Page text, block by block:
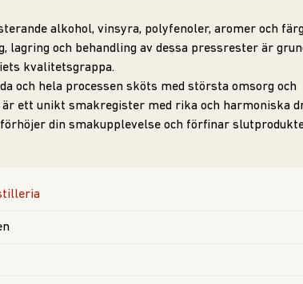
alkohol, vinsyra, polyfenoler, aromer och
lagring och behandling av dessa pressrester är
kvalitetsgrappa.
och hela processen sköts med största omsorg och
ett unikt smakregister med rika och harmoniska
din smakupplevelse och förfinar